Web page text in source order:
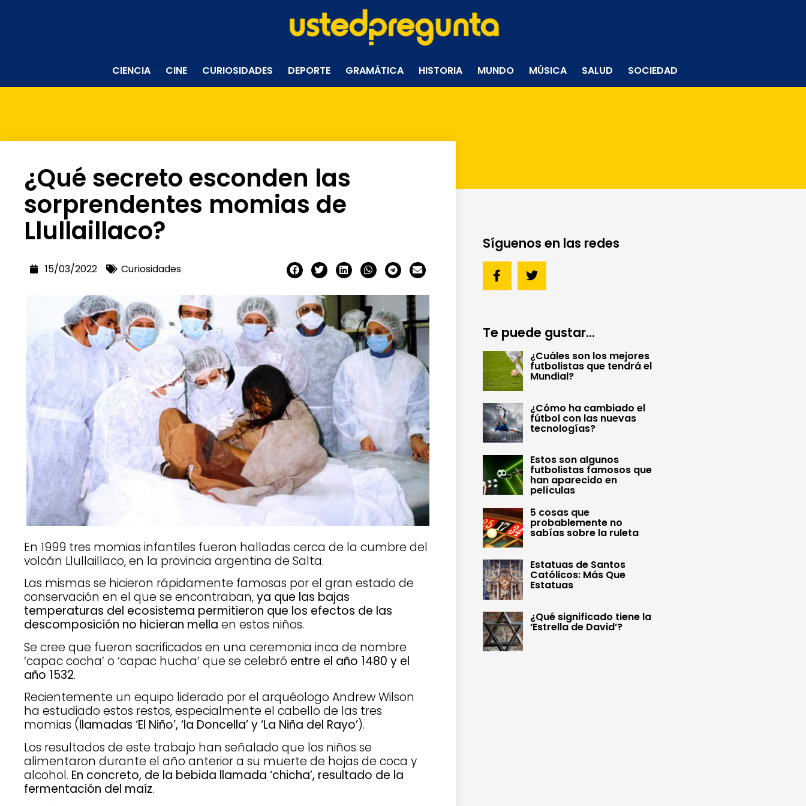
CIENCIA CINE CURIOSIDADES DEPORTE GRAMÁTICA HISTORIA MUNDO MÚSICA SALUD SOCIEDAD
¿Qué secreto esconden las
sorprendentes momias de
Llullaillaco?
15/03/2022 Curiosidades
En 1999 tres momias infantiles fueron halladas cerca de la cumbre del
volcán Llullaillaco, en la provincia argentina de Salta.
Las mismas se hicieron rápidamente famosas por el gran estado de
conservación en el que se encontraban,ya que las bajas
temperaturas del ecosistema permitieron que los efectos de las
descomposición no hicieran mella en estos niños.
Se cree que fueron sacrificados en una ceremonia inca de nombre
‘capac cocha’ o ‘capac hucha’ que se celebró entre el año 1480 y el
año 1532.
Recientemente un equipo liderado por el arquéologo Andrew Wilson
ha estudiado estos restos, especialmente el cabello de las tres
momias (llamadas ‘El Niño’, ‘la Doncella’ y ‘La Niña del Rayo’).
Los resultados de este trabajo han señalado que los niños se
alimentaron durante el año anterior a su muerte de hojas de coca y
alcohol. En concreto, de la bebida llamada ‘chicha’, resultado de la
fermentación del maíz.
Síguenos en las redes
Te puede gustar...
¿Cuáles son los mejores
futbolistas que tendrá el
Mundial?
¿Cómo ha cambiado el
fútbol con las nuevas
tecnologías?
Estos son algunos
futbolistas famosos que
han aparecido en
películas
5 cosas que
probablemente no
sabías sobre la ruleta
Estatuas de Santos
Católicos: Más Que
Estatuas
¿Qué significado tiene la
‘Estrella de David’?